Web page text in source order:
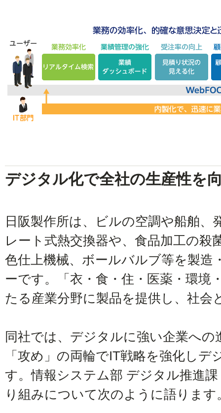
デジタル化で全社の生産性を
日阪製作所は、ビルの空調や船舶、
レート式熱交換器や、食品加工の殺
色仕上機械、ボールバルブ等を製造
ーです。「衣・食・住・医薬・環境
たる産業分野に製品を提供し、社会
同社では、デジタルに強い企業へ
「攻め」の両輪でIT戦略を強化し
す。情報システム部 デジタル推進
り組みについて次のように語ります